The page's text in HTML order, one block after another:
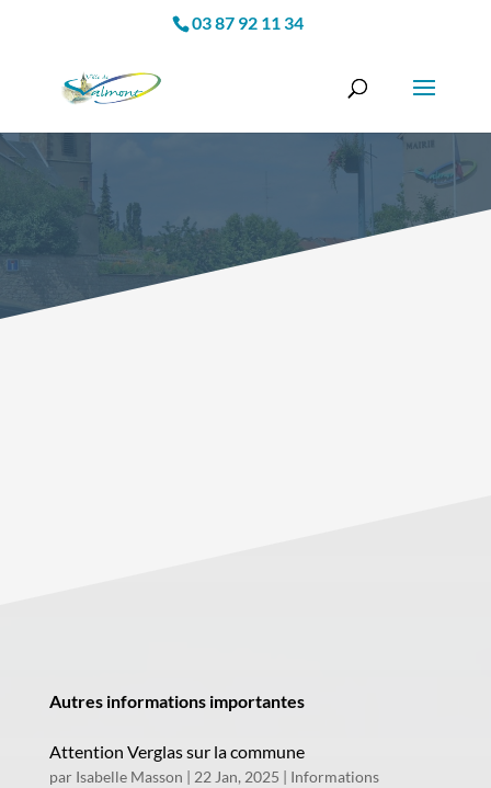
03 87 92 11 34
Autres informations importantes
Attention Verglas sur la commune
par Isabelle Masson | 22 Jan, 2025 | Informations